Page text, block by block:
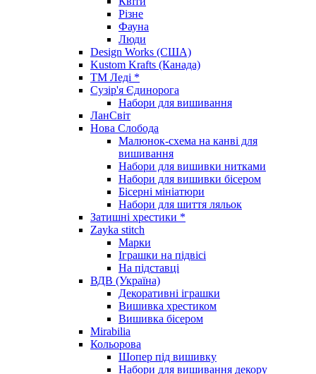
Різне
Фауна
Люди
Design Works (США)
Kustom Krafts (Канада)
ТМ Леді *
Сузір'я Єдинорога
Набори для вишивання
ЛанСвіт
Нова Слобода
Малюнок-схема на канві для
вишивання
Набори для вишивки нитками
Набори для вишивки бісером
Бісерні мініатюри
Набори для шиття ляльок
Затишні хрестики *
Zayka stitch
Марки
Іграшки на підвісі
На підставці
ВДВ (Україна)
Декоративні іграшки
Вишивка хрестиком
Вишивка бісером
Mirabilia
Кольорова
Шопер під вишивку
Набори для вишивання декору